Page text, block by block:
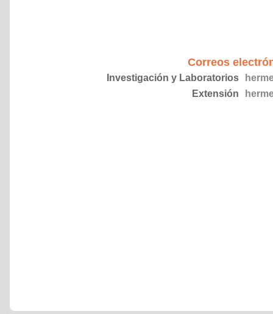
Correos
Investigación y Laboratorios
Extensión